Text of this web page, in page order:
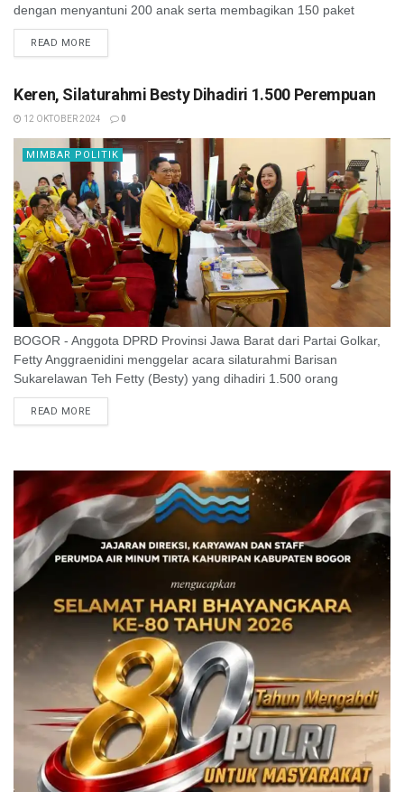
dengan menyantuni 200 anak serta membagikan 150 paket
sembako dalam acara santunan yang digelar Persatuan
Wartawan ...
READ MORE
Keren, Silaturahmi Besty Dihadiri 1.500 Perempuan
12 OKTOBER 2024 0
MIMBAR POLITIK
BOGOR - Anggota DPRD Provinsi Jawa Barat dari Partai Golkar,
Fetty Anggraenidini menggelar acara silaturahmi Barisan
Sukarelawan Teh Fetty (Besty) yang dihadiri 1.500 orang
perempuan se Kota Bogor di Hotel ...
READ MORE